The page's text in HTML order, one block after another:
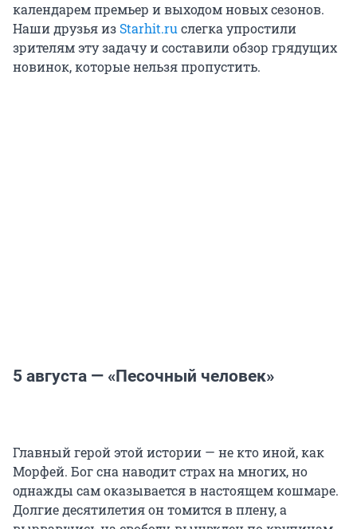
календарем премьер и выходом новых сезонов.
Наши друзья из Starhit.ruслегка упростили
зрителям эту задачу и составили обзор грядущих
новинок, которые нельзя пропустить.
5 августа — «Песочный человек»
Главный герой этой истории — не кто иной, как
Морфей. Бог сна наводит страх на многих, но
однажды сам оказывается в настоящем кошмаре.
Долгие десятилетия он томится в плену, а